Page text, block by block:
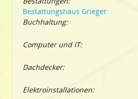
Bestattungshaus Grieger
Buchhaltung:
Computer und IT:
Dachdecker:
Elektroinstallationen: